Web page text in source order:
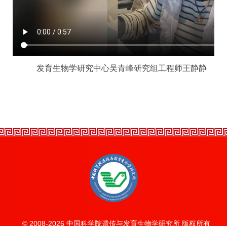
发育生物学研究中心吴青峰研究组工程师王静静
© 2008-2026 中国科学院遗传与发育生物学研究所 版权所有